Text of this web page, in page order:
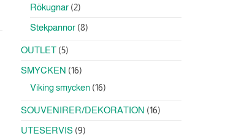
Rökugnar 22
Stekpannor 88
OUTLET 55
SMYCKEN 1616
produkter
Viking smycken 1616
SOUVENIRER/DEKORATION 1616
UTESERVIS 99